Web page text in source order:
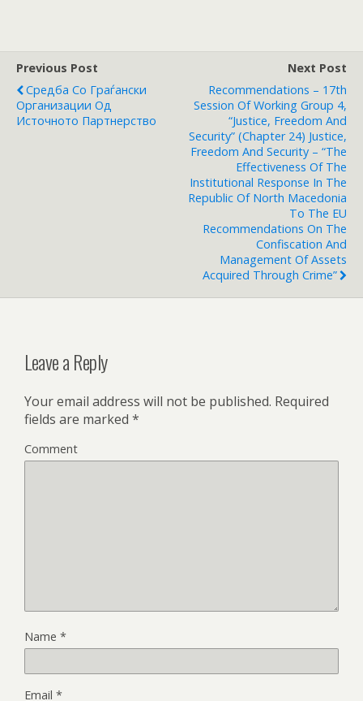
Previous Post
Средба Со Граѓански
Организации Од
Источното Партнерство
Next Post
Recommendations – 17th
Session Of Working Group 4,
“Justice, Freedom And
Security” (Chapter 24) Justice,
Freedom And Security – “The
Effectiveness Of The
Institutional Response In The
Republic Of North Macedonia
To The EU
Recommendations On The
Confiscation And
Management Of Assets
Acquired Through Crime”
Leave a Reply
Your email address will not be published. Required
fields are marked *
Comment
Name *
Email *